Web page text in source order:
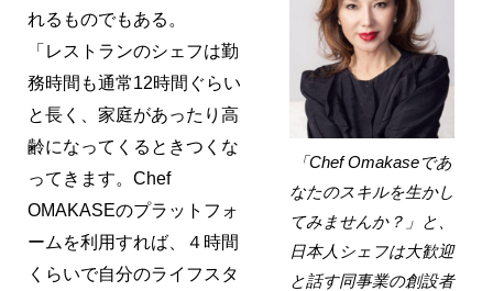
「Chef Omakaseであ
なたのスキルを生かし
てみませんか？」と、
日本人シェフは大歓迎
と話す同事業の創設者
れるものでもある。
「レストランのシェフは勤
務時間も通常12時間ぐらい
と長く、家庭があったり高
齢になってくるときつくな
ってきます。Chef
OMAKASEのプラットフォ
ームを利用すれば、４時間
くらいで自分のライフスタ